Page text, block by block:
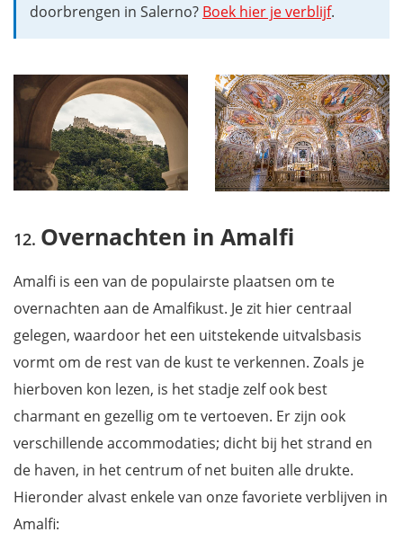
doorbrengen in Salerno? Boek hier je verblijf.
Overnachten in Amalfi
Amalfi is een van de populairste plaatsen om te
overnachten aan de Amalfikust. Je zit hier centraal
gelegen, waardoor het een uitstekende uitvalsbasis
vormt om de rest van de kust te verkennen. Zoals je
hierboven kon lezen, is het stadje zelf ook best
charmant en gezellig om te vertoeven. Er zijn ook
verschillende accommodaties; dicht bij het strand en
de haven, in het centrum of net buiten alle drukte.
Hieronder alvast enkele van onze favoriete verblijven in
Amalfi: